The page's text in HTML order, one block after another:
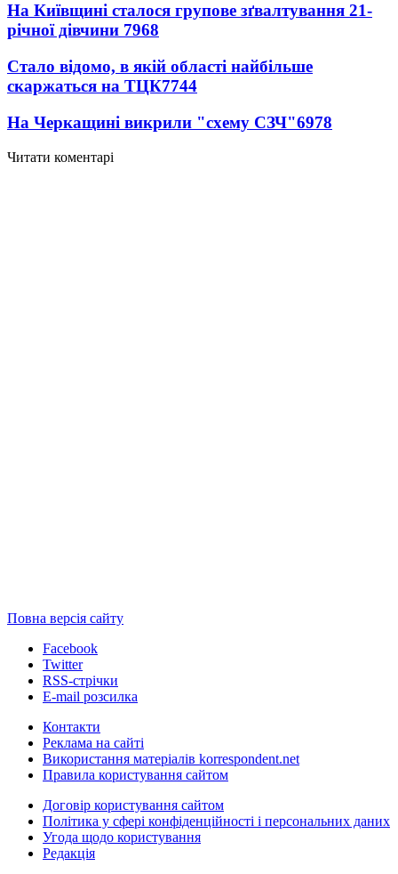
На Київщині сталося групове зґвалтування 21-
річної дівчини 7968
Стало відомо, в якій області найбільше
скаржаться на ТЦК7744
На Черкащині викрили "схему СЗЧ"6978
Читати коментарі
Повна версія сайту
Facebook
Twitter
RSS-стрічки
E-mail розсилка
Контакти
Реклама на сайті
Використання матеріалів korrespondent.net
Правила користування сайтом
Договір користування сайтом
Політика у сфері конфіденційності і персональних даних
Угода щодо користування
Редакція